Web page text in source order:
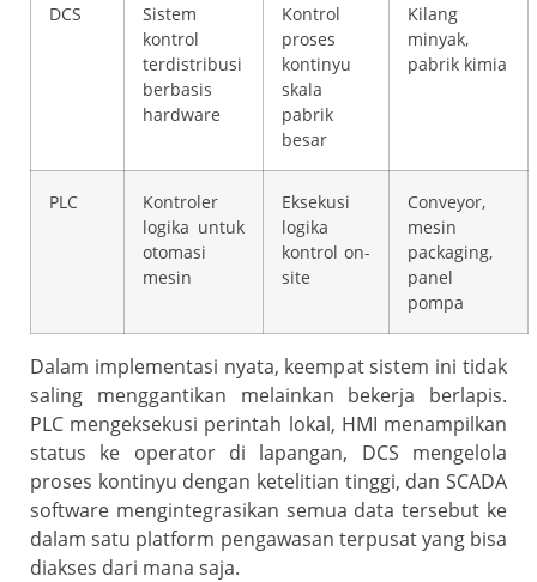
DCS
Sistem
kontrol
terdistribusi
berbasis
hardware
Kontrol
proses
kontinyu
skala
pabrik
besar
Kilang
minyak,
pabrik kimia
PLC
Kontroler
logika untuk
otomasi
mesin
Eksekusi
logika
kontrol on-
site
Conveyor,
mesin
packaging,
panel
pompa
Dalam implementasi nyata, keempat sistem ini tidak
saling menggantikan melainkan bekerja berlapis.
PLC mengeksekusi perintah lokal, HMI menampilkan
status ke operator di lapangan, DCS mengelola
proses kontinyu dengan ketelitian tinggi, dan SCADA
software mengintegrasikan semua data tersebut ke
dalam satu platform pengawasan terpusat yang bisa
diakses dari mana saja.